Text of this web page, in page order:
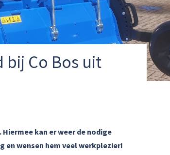
bij Co Bos uit
Hiermee kan er weer de nodige
en wensen hem veel werkplezier!